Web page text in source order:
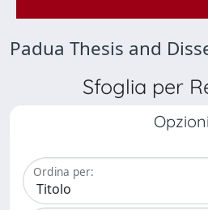
Padua Thesis and
Sfoglia per
Opzioni
Ordina per: